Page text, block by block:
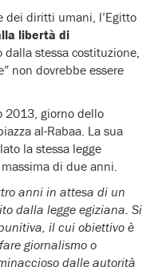
dei diritti umani, l’Egitto
libertà di
dalla stessa costituzione,
non dovrebbe essere
2013, giorno dello
al-Rabaa. La sua
la stessa legge
di due anni.
anni in attesa di un
dalla legge egiziana. Si
il cui obiettivo è
giornalismo o
dalle autorità